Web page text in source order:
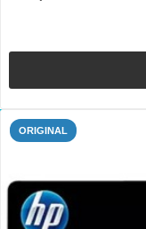
ORIGINAL